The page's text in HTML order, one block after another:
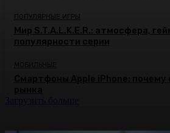
ПОПУЛЯРНЫЕ ИГРЫ
Мир S.T.A.L.K.E.R.: атмосфера,
популярности серии
МОБИЛЬНЫЕ